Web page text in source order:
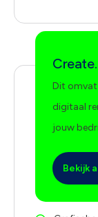
Create.
Dit
digitaal
jouw
Bekijk